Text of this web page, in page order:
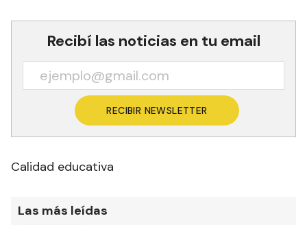
Recibí las noticias en tu email
RECIBIR NEWSLETTER
Calidad educativa
Las más leídas